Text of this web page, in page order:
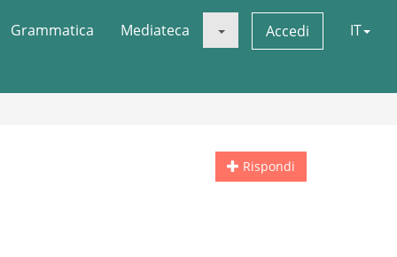
Grammatica Mediateca Accedi IT
Rispondi